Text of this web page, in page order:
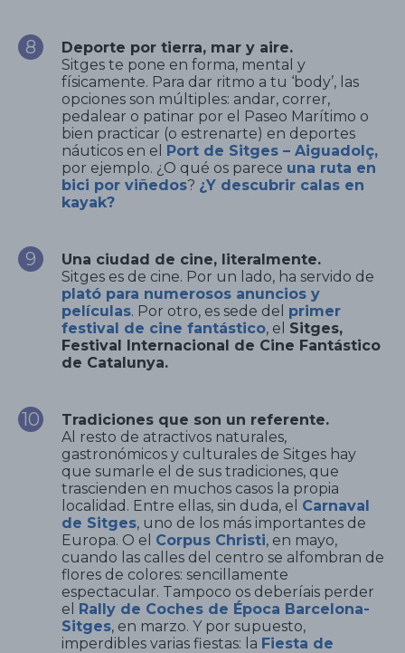
Deporte por tierra, mar y aire.
Sitges te pone en forma, mental y
físicamente. Para dar ritmo a tu ‘body’, las
opciones son múltiples: andar, correr,
pedalear o patinar por el Paseo Marítimo o
bien practicar (o estrenarte) en deportes
náuticos en el Port de Sitges – Aiguadolç,
por ejemplo. ¿O qué os parece una ruta en
bici por viñedos? ¿Y descubrir calas en
kayak?
Una ciudad de cine, literalmente.
Sitges es de cine. Por un lado, ha servido de
plató para numerosos anuncios y
películas. Por otro, es sede del primer
festival de cine fantástico, el Sitges,
Festival Internacional de Cine Fantástico
de Catalunya.
Tradiciones que son un referente.
Al resto de atractivos naturales,
gastronómicos y culturales de Sitges hay
que sumarle el de sus tradiciones, que
trascienden en muchos casos la propia
localidad. Entre ellas, sin duda, el Carnaval
de Sitges, uno de los más importantes de
Europa. O el Corpus Christi, en mayo,
cuando las calles del centro se alfombran de
flores de colores: sencillamente
espectacular. Tampoco os deberíais perder
el Rally de Coches de Época Barcelona-
Sitges, en marzo. Y por supuesto,
imperdibles varias fiestas: la Fiesta de